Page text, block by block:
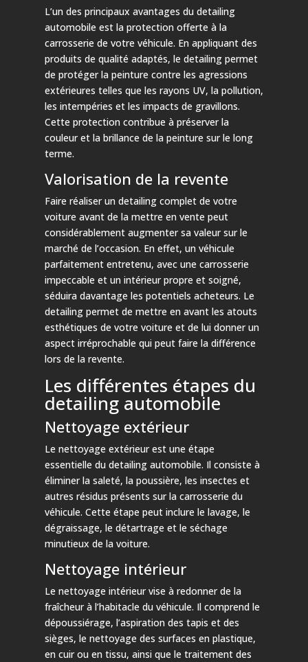
L’un des principaux avantages du detailing
automobile est la protection offerte à la
carrosserie de votre véhicule. En appliquant des
produits de qualité adaptés, le detailing permet
de protéger la peinture contre les agressions
extérieures telles que les rayons UV, la pollution,
les intempéries et les impacts de gravillons.
Cette protection contribue à préserver la
couleur et la brillance de la peinture sur le long
terme.
Valorisation de la revente
Faire réaliser un detailing complet de votre
voiture avant de la mettre en vente peut
considérablement augmenter sa valeur sur le
marché de l’occasion. En effet, un véhicule
parfaitement entretenu, avec une carrosserie
impeccable et un intérieur propre et soigné,
séduira davantage les potentiels acheteurs. Le
detailing permet de mettre en avant les atouts
esthétiques de votre voiture et de lui donner un
aspect irréprochable qui peut faire la différence
lors de la revente.
Les différentes étapes du
detailing automobile
Nettoyage extérieur
Le nettoyage extérieur est une étape
essentielle du detailing automobile. Il consiste à
éliminer la saleté, la poussière, les insectes et
autres résidus présents sur la carrosserie du
véhicule. Cette étape peut inclure le lavage, le
dégraissage, le détartrage et le séchage
minutieux de la voiture.
Nettoyage intérieur
Le nettoyage intérieur vise à redonner de la
fraîcheur à l’habitacle du véhicule. Il comprend le
dépoussiérage, l’aspiration des tapis et des
sièges, le nettoyage des surfaces en plastique,
en cuir ou en tissu, ainsi que le traitement des